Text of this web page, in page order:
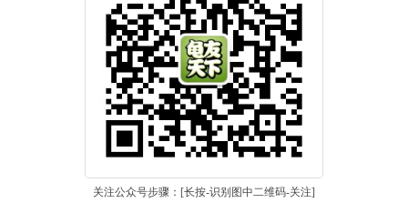
关注公众号步骤：[长按-识别图中二维码-关注]